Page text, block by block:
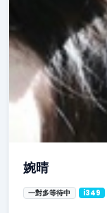
婉晴
一對多等待中 i349